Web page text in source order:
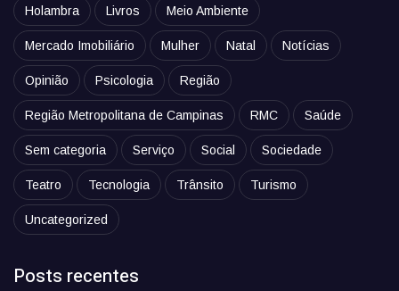
Holambra Livros Meio Ambiente
Mercado Imobiliário Mulher Natal Notícias
Opinião Psicologia Região
Região Metropolitana de Campinas RMC Saúde
Sem categoria Serviço Social Sociedade
Teatro Tecnologia Trânsito Turismo
Uncategorized
Posts recentes